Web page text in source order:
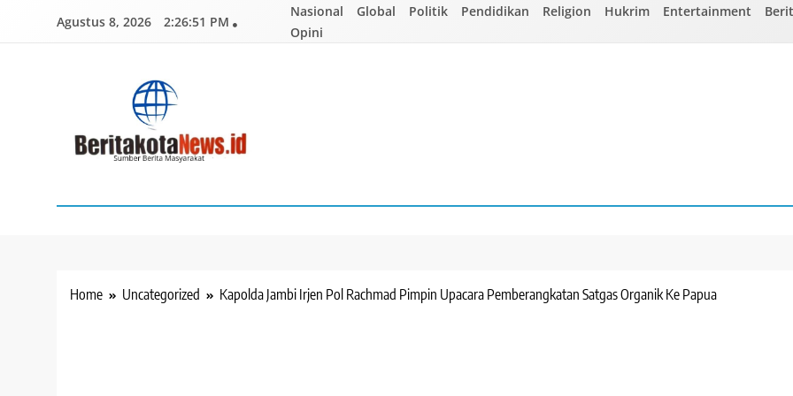
Agustus 8, 2026 2:26:52 PM
Nasional Global Politik Pendidikan Religion Hukrim Entertainment
Opini
Home Uncategorized Kapolda Jambi Irjen Pol Rachmad Pimpin Upacara Pemberangkatan Satgas Organik Ke Papua